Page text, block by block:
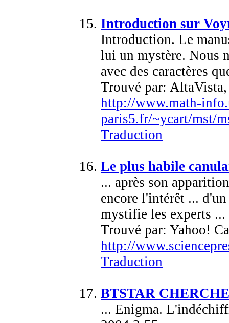
Introduction sur
Introduction. Le
lui un mystère. Nous
avec des caractères
Trouvé par:
http://www.math-
paris5.fr/~ycart/mst/
Traduction
Le plus habile
... après son
encore l'intérêt ...
mystifie les experts ...
Trouvé par: Yahoo!
http://
Traduction
BTSTAR
... Enigma.